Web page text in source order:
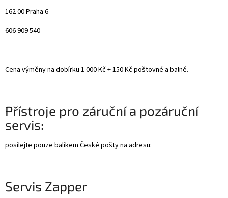
162 00 Praha 6
606 909 540
Cena výměny na dobírku 1 000 Kč + 150 Kč poštovné a balné.
Přístroje pro záruční a pozáruční
servis:
posílejte pouze balíkem České pošty na adresu:
Servis Zapper